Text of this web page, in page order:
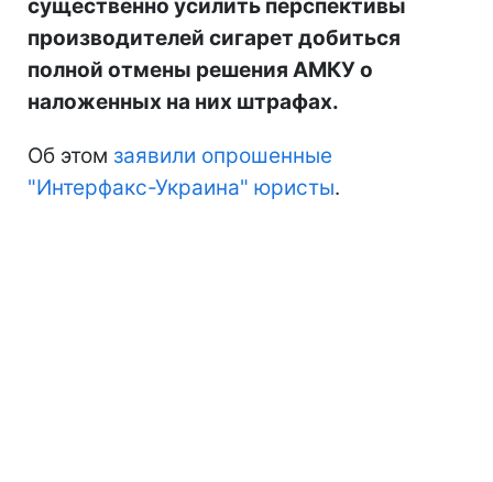
существенно усилить перспективы
производителей сигарет добиться
полной отмены решения АМКУ о
наложенных на них штрафах.
Об этом заявили опрошенные
"Интерфакс-Украина" юристы.